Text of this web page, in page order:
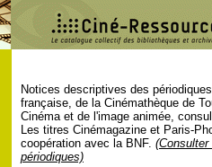
Notices descriptives des
française, de la Cinémathèque de
Cinéma et de l'image animée,
Les titres Cinémagazine et Paris-
coopération avec la BNF.
périodiques)